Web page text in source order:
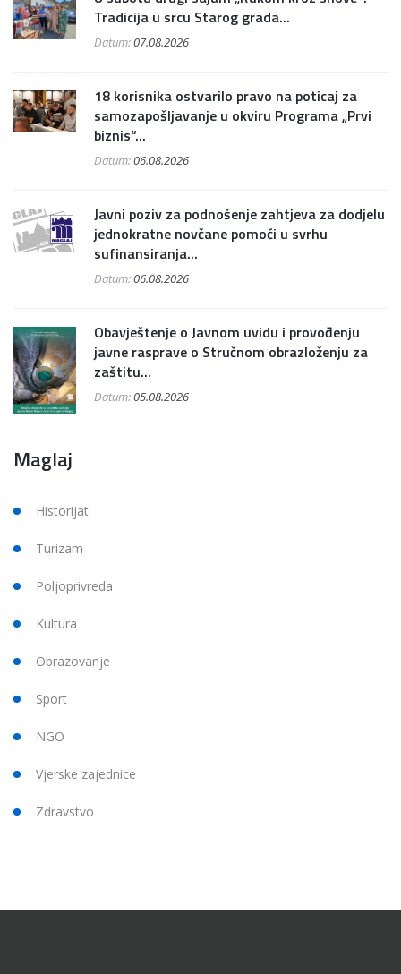
Tradicija u srcu Starog grada...
Datum:07.08.2026
18 korisnika ostvarilo pravo na poticaj za
samozapošljavanje u okviru Programa „Prvi
biznis“...
Datum:06.08.2026
Javni poziv za podnošenje zahtjeva za dodjelu
jednokratne novčane pomoći u svrhu
sufinansiranja...
Datum:06.08.2026
Obavještenje o Javnom uvidu i provođenju
javne rasprave o Stručnom obrazloženju za
zaštitu...
Datum:05.08.2026
Maglaj
Historijat
Turizam
Poljoprivreda
Kultura
Obrazovanje
Sport
NGO
Vjerske zajednice
Zdravstvo